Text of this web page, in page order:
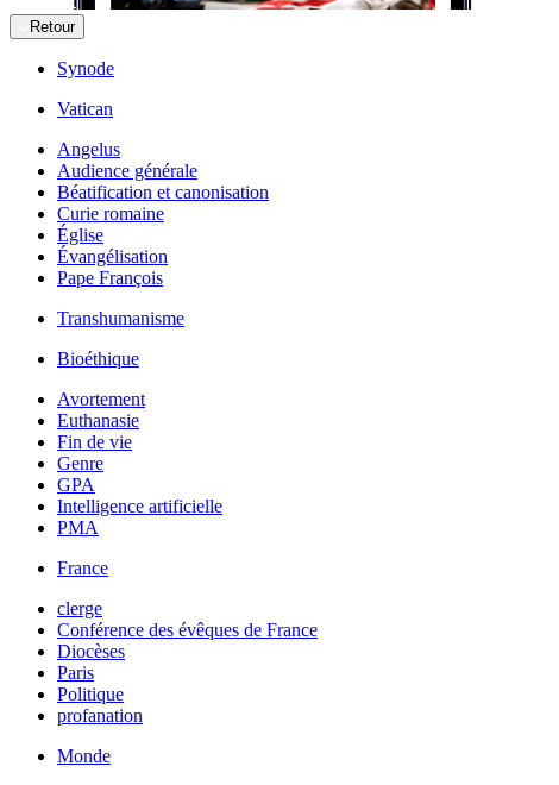
Retour
Synode
Vatican
Angelus
Audience générale
Béatification et canonisation
Curie romaine
Église
Évangélisation
Pape François
Transhumanisme
Bioéthique
Avortement
Euthanasie
Fin de vie
Genre
GPA
Intelligence artificielle
PMA
France
clerge
Conférence des évêques de France
Diocèses
Paris
Politique
profanation
Monde